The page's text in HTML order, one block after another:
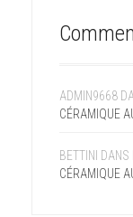
ADMIN9668
CÉRAMIQUE
BETTINI DANS
CÉRAMIQUE